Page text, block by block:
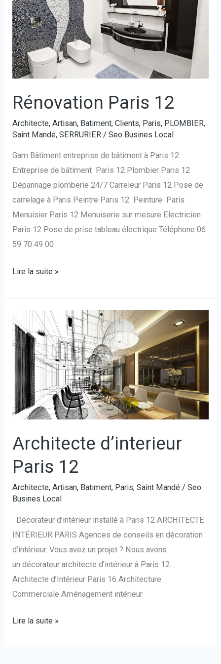
Rénovation Paris 12
Architecte,Artisan, Batiment,Clients, Paris, PLOMBIER,
Saint Mandé,SERRURIER /Seo Busines Local
Gam Bâtiment entreprise de bâtiment à Paris 12
Entreprise de bâtiment Paris 12 Plombier Paris 12
Dépannage plomberie 24/7 Carreleur Paris 12 Pose de
carrelage à Paris Peintre Paris 12 Peinture Paris
Menuisier Paris 12 Menuiserie sur mesure Electricien
Paris 12 Pose de prise tableau électrique Téléphone 06
59 70 49 00
Lire la suite »
Architecte d’interieur
Paris 12
Architecte,Artisan, Batiment, Paris,Saint Mandé /Seo
Busines Local
Décorateur d’intérieur installé à Paris 12 ARCHITECTE
INTÉRIEUR PARIS Agences de conseils en décoration
d’intérieur. Vous avez un projet ? Nous avons
un décorateur architecte d’intérieur à Paris 12.
Architecte d’Intérieur Paris 16 Architecture
Commerciale Aménagement intérieur
Architecte
d’interieur
Paris
12
Lire la suite »